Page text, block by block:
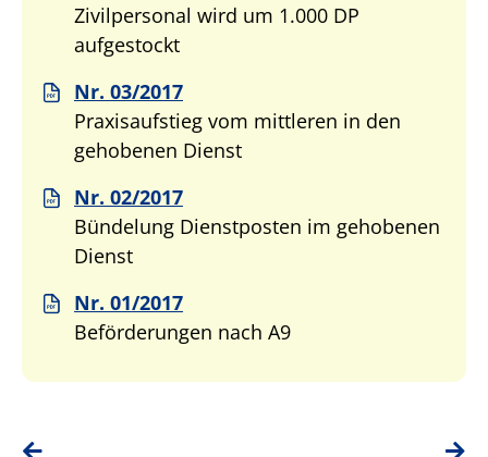
Zivilpersonal wird um 1.000 DP
aufgestockt
Nr. 03/2017
Praxisaufstieg vom mittleren in den
gehobenen Dienst
Nr. 02/2017
Bündelung Dienstposten im gehobenen
Dienst
Nr. 01/2017
Beförderungen nach A9